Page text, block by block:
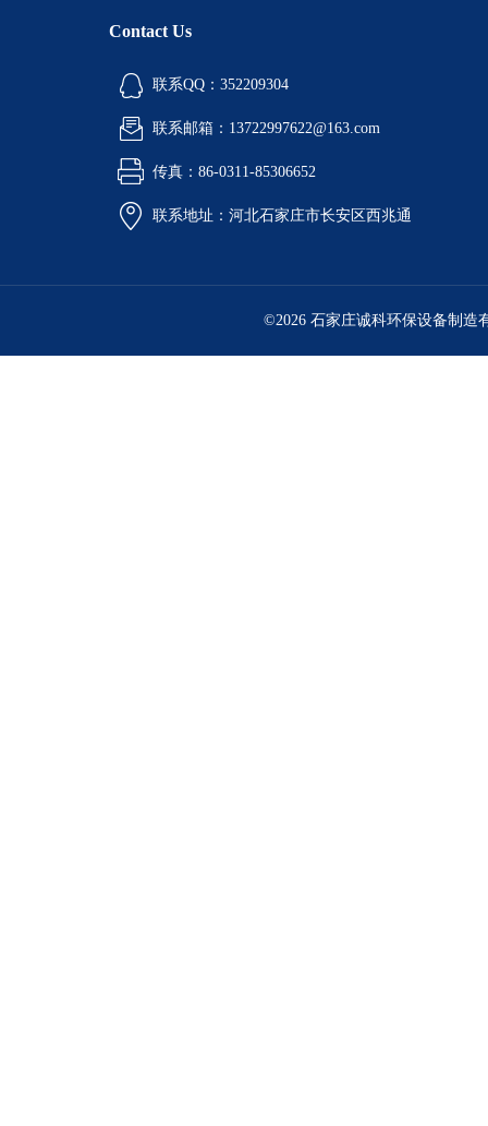
Contact Us
联系QQ：352209304
联系邮箱：13722997622@163.com
传真：86-0311-85306652
联系地址：河北石家庄市长安区西兆通
©2026 石家庄诚科环保设备制造